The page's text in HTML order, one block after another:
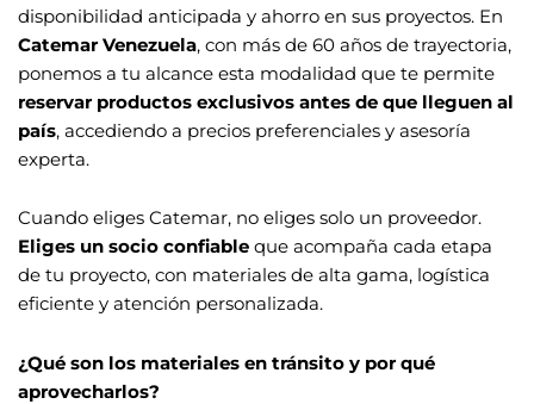
disponibilidad anticipada y ahorro en sus proyectos. En
Catemar Venezuela, con más de 60 años de trayectoria,
ponemos a tu alcance esta modalidad que te permite
reservar productos exclusivos antes de que lleguen al
país, accediendo a precios preferenciales y asesoría
experta.
Cuando eliges Catemar, no eliges solo un proveedor.
Eliges un socio confiable que acompaña cada etapa
de tu proyecto, con materiales de alta gama, logística
eficiente y atención personalizada.
¿Qué son los materiales en tránsito y por qué
aprovecharlos?